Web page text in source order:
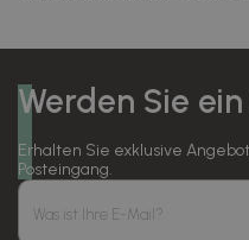
Werden Sie
Erhalten Sie exklusive
Posteingang.